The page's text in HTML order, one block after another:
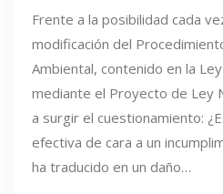
Frente a la posibilidad cada
modificación del
Ambiental, contenido en la
mediante el Proyecto de Ley
a surgir el cuestionamiento:
efectiva de cara a un
ha traducido en un daño…